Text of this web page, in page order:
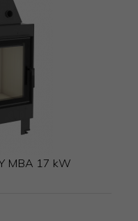
MBA 17 kW